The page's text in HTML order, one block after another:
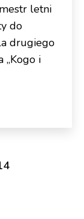
letni
do
drugiego
„Kogo i